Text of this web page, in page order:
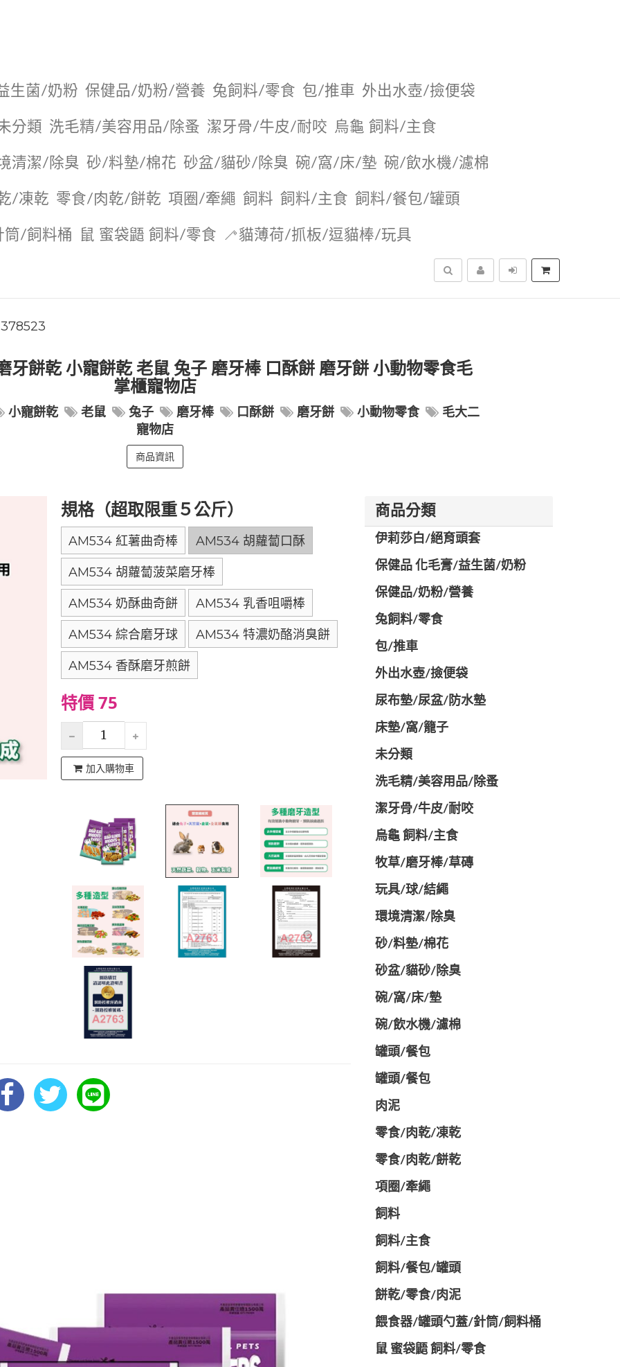
生菌/奶粉 保健品/奶粉/營養 兔飼料/零食 包/推車 外出水壺/撿便袋
分類 洗毛精/美容用品/除蚤 潔牙骨/牛皮/耐咬 烏龜 飼料/主食
清潔/除臭 砂/料墊/棉花 砂盆/貓砂/除臭 碗/窩/床/墊 碗/飲水機/濾棉
/凍乾 零食/肉乾/餅乾 項圈/牽繩 飼料 飼料/主食 飼料/餐包/罐頭
筒/飼料桶 鼠 蜜袋鼯 飼料/零食 🦯貓薄荷/抓板/逗貓棒/玩具
搜尋
牙餅乾 小寵餅乾 老鼠 兔子 磨牙棒 口酥餅 磨牙餅 小動物零食毛
掌櫃寵物店
小寵餅乾 老鼠 兔子 磨牙棒 口酥餅 磨牙餅 小動物零食
毛大二
寵物店
商品資訊
規格（超取限重５公斤）
AM534 紅薯曲奇棒 AM534 胡蘿蔔口酥
AM534 胡蘿蔔菠菜磨牙棒
AM534 奶酥曲奇餅 AM534 乳香咀嚼棒
AM534 綜合磨牙球 AM534 特濃奶酪消臭餅
AM534 香酥磨牙煎餅
特價 75
加入購物車
商品分類
伊莉莎白/絕育頭套
保健品 化毛膏/益生菌/奶粉
保健品/奶粉/營養
兔飼料/零食
包/推車
外出水壺/撿便袋
尿布墊/尿盆/防水墊
️床墊/窩/籠子
未分類
洗毛精/美容用品/除蚤
潔牙骨/牛皮/耐咬
烏龜 飼料/主食
牧草/磨牙棒/草磚
玩具/球/結繩
環境清潔/除臭
砂/料墊/棉花
砂盆/貓砂/除臭
碗/窩/床/墊
碗/飲水機/濾棉
罐頭/餐包
罐頭/餐包
肉泥
零食/肉乾/凍乾
零食/肉乾/餅乾
項圈/牽繩
飼料
飼料/主食
飼料/餐包/罐頭
餅乾/零食/肉泥
餵食器/罐頭勺蓋/針筒/飼料桶
鼠 蜜袋鼯 飼料/零食